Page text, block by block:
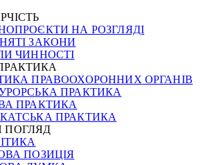
НА РОЗГЛЯДІ
ЗАКОНИ
ЧИННОСТІ
ПРАВООХОРОННИХ ОРГАНІВ
ПРАКТИКА
ПРАКТИКА
ПРАКТИКА
ПОГЛЯД
ПОЗИЦІЯ